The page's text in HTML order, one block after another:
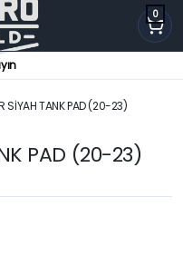
0
SİYAH TANK PAD (20-23)
PAD (20-23)